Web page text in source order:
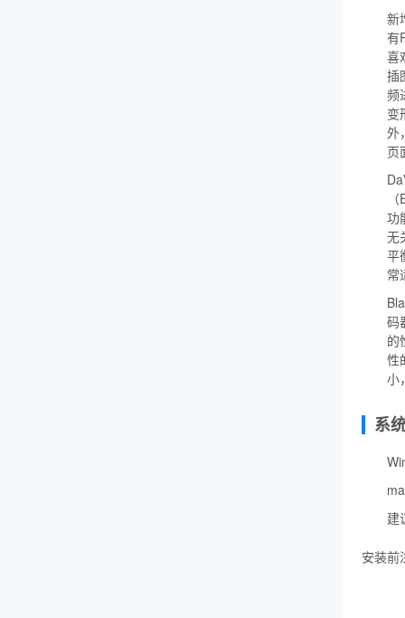
新
有
喜
插
频
变
外
页
功
无
平
常
码
的
性
小
系
建
安装前